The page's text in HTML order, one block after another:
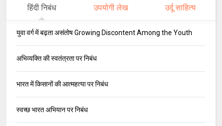
हिंदी निबंध उपयोगी लेख उर्दू साहित्य
युवा वर्ग में बढ़ता असंतोष Growing Discontent Among the Youth
अभिव्यक्ति की स्वतंत्रता पर निबंध
भारत में किसानों की आत्महत्या पर निबंध
स्वच्छ भारत अभियान पर निबंध